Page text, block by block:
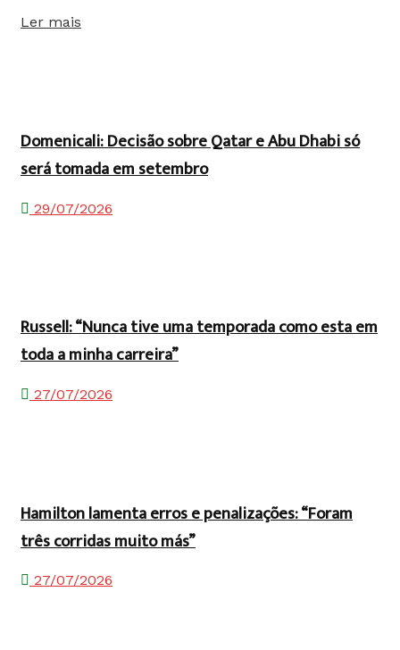
Ler mais
Domenicali: Decisão sobre Qatar e Abu Dhabi só
será tomada em setembro
29/07/2026
Russell: “Nunca tive uma temporada como esta em
toda a minha carreira”
27/07/2026
Hamilton lamenta erros e penalizações: “Foram
três corridas muito más”
27/07/2026